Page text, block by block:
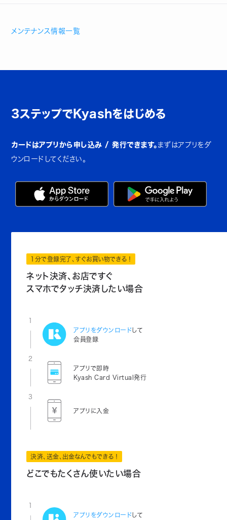
メンテナンス情報一覧
3ステップでKyashをはじめる
カードはアプリから申し込み / 発行できます。 まずはアプリをダ
ウンロードしてください。
1分で登録完了、すぐお買い物できる！
ネット決済、お店ですぐ
スマホでタッチ決済したい場合
1
アプリをダウンロードして
会員登録
2
アプリで即時
Kyash Card Virtual発行
3
アプリに入金
決済、送金、出金なんでもできる！
どこでもたくさん使いたい場合
1
アプリをダウンロードして